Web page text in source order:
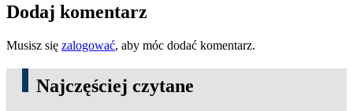
Dodaj komentarz
Musisz się zalogować, aby móc dodać komentarz.
Najczęściej czytane